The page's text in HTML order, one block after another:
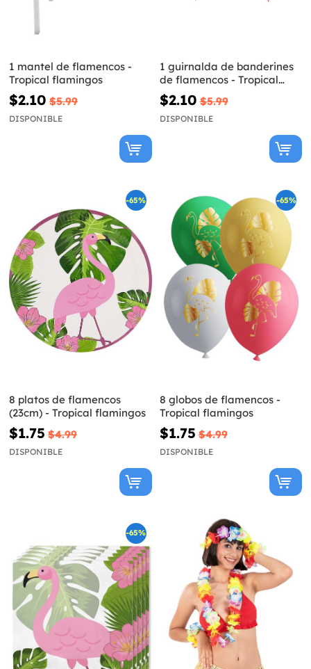
1 mantel de flamencos -
Tropical flamingos
$2.10 $5.99
DISPONIBLE
1 guirnalda de banderines
de flamencos - Tropical
flamingos
$2.10 $5.99
DISPONIBLE
-65%
8 platos de flamencos
(23cm) - Tropical flamingos
$1.75 $4.99
DISPONIBLE
-65%
8 globos de flamencos -
Tropical flamingos
$1.75 $4.99
DISPONIBLE
-65%